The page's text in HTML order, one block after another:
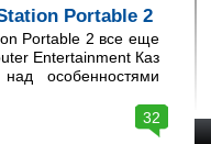
Portable 2
Portable 2 все еще
Entertainment Каз
особенностями
32